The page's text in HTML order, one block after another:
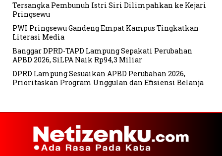
Tersangka Pembunuh Istri Siri Dilimpahkan ke Kejari
Pringsewu
PWI Pringsewu Gandeng Empat Kampus Tingkatkan
Literasi Media
Banggar DPRD-TAPD Lampung Sepakati Perubahan
APBD 2026, SiLPA Naik Rp94,3 Miliar
DPRD Lampung Sesuaikan APBD Perubahan 2026,
Prioritaskan Program Unggulan dan Efisiensi Belanja